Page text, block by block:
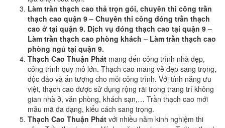
Làm trần thạch cao thả trọn gói, chuyên thi công trần
thạch cao quận 9 – Chuyên thi công đóng trần thạch
cao ở tại quận 9. Dịch vụ đóng thạch cao tại quận 9 –
Làm trần thạch cao phòng khách – Làm trần thạch cao
phòng ngủ tại quận 9.
Thạch Cao Thuận Phát mang đến công trình nhà đẹp,
công trình quy mô lớn. Thạch cao mang vẻ đẹp sang trọng,
độc đáo và ấn tượng cho mỗi công trình. Với tính năng ưu
việt, thạch cao được sử dụng rộng rãi trong trang trí không
gian nhà ở, văn phòng, khách sạn,… Trần thạch cao mới
mẫu mã đa dạng, kiểu cách sang trọng.
Thạch Cao Thuận Phát với nhiều năm kinh nghiệm thi